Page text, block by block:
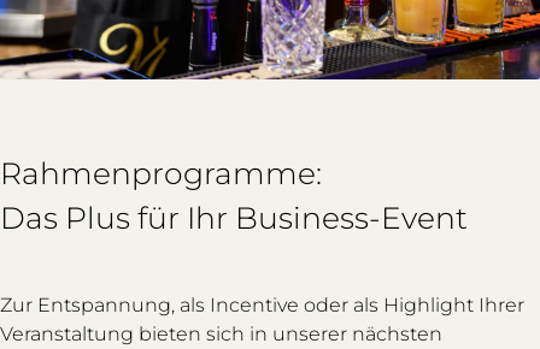
Rahmenprogramme:
Das Plus für Ihr Business-Event
Zur Entspannung, als Incentive oder als Highlight Ihrer
Veranstaltung bieten sich in unserer nächsten